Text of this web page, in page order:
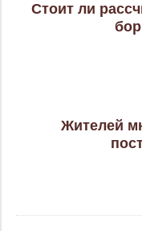
Стоит ли
Жителей